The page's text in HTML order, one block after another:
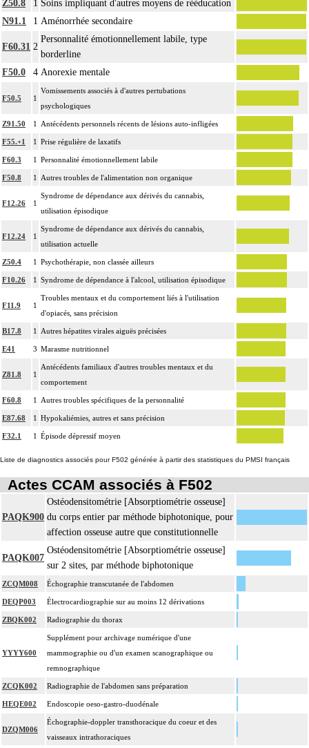
Z50.8 1 Soins impliquant d'autres moyens de rééducation
N91.1
1 Aménorrhée secondaire
F60.31 2
Personnalité émotionnellement labile, type
borderline
F50.0
4 Anorexie mentale
F50.5 1
Vomissements associés à d'autres pertubations
psychologiques
Z91.50 1 Antécédents personnels récents de lésions auto-infligées
F55.+1 1 Prise régulière de laxatifs
F60.3 1 Personnalité émotionnellement labile
F50.8 1 Autres troubles de l'alimentation non organique
F12.26 1
Syndrome de dépendance aux dérivés du cannabis,
utilisation épisodique
F12.24 1
Syndrome de dépendance aux dérivés du cannabis,
utilisation actuelle
Z50.4 1 Psychothérapie, non classée ailleurs
F10.26 1 Syndrome de dépendance à l'alcool, utilisation épisodique
F11.9 1
Troubles mentaux et du comportement liés à l'utilisation
d'opiacés, sans précision
B17.8 1 Autres hépatites virales aiguës précisées
E41 3 Marasme nutritionnel
Z81.8 1
Antécédents familiaux d'autres troubles mentaux et du
comportement
F60.8 1 Autres troubles spécifiques de la personnalité
E87.68 1 Hypokaliémies, autres et sans précision
F32.1 1 Épisode dépressif moyen
Liste de diagnostics associés pour F502 générée à partir des statistiques du PMSI français
Actes CCAM associés à F502
PAQK900
Ostéodensitométrie [Absorptiométrie osseuse]
du corps entier par méthode biphotonique, pour
affection osseuse autre que constitutionnelle
PAQK007
Ostéodensitométrie [Absorptiométrie osseuse]
sur 2 sites, par méthode biphotonique
ZCQM008 Échographie transcutanée de l'abdomen
DEQP003 Électrocardiographie sur au moins 12 dérivations
ZBQK002 Radiographie du thorax
YYYY600
Supplément pour archivage numérique d'une
mammographie ou d'un examen scanographique ou
remnographique
ZCQK002 Radiographie de l'abdomen sans préparation
HEQE002 Endoscopie oeso-gastro-duodénale
DZQM006
Échographie-doppler transthoracique du coeur et des
vaisseaux intrathoraciques